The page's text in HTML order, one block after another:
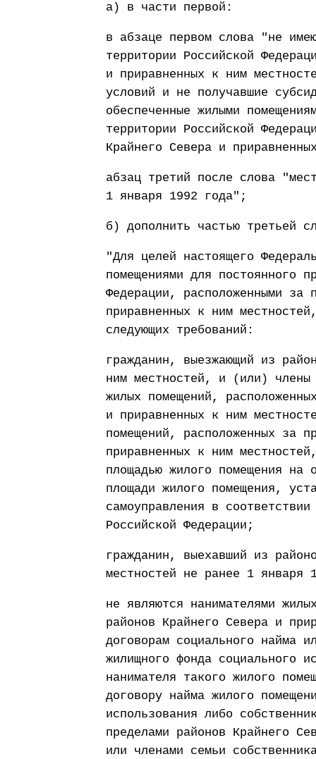
а) в части первой:
в абзаце первом слова "не
территории Российской
и приравненных к ним
условий и не получавшие
обеспеченные жилыми
территории Российской
Крайнего Севера и
абзац третий после слова
1 января 1992 года";
б) дополнить частью третьей
"Для целей настоящего
помещениями для постоянного
Федерации, расположенными за
приравненных к ним
следующих требований:
гражданин, выезжающий из
ним местностей, и (или) члены
жилых помещений,
и приравненных к ним
помещений, расположенных за
приравненных к ним
площадью жилого помещения на
площади жилого помещения,
самоуправления в
Российской Федерации;
гражданин, выехавший из
местностей не ранее 1
не являются нанимателями
районов Крайнего Севера и
договорам социального найма
жилищного фонда социального
нанимателя такого жилого
договору найма жилого
использования либо
пределами районов Крайнего
или членами семьи